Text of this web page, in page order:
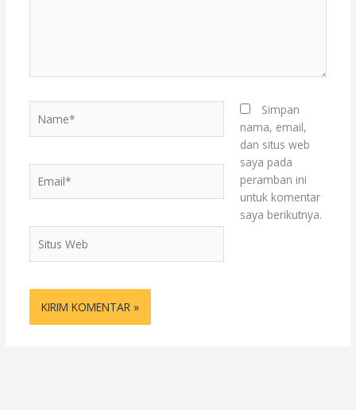
Web
Simpan
nama, email,
dan situs web
saya pada
peramban ini
untuk komentar
saya berikutnya.